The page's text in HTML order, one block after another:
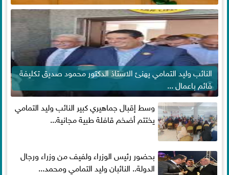
النائب وليد التمامي يهنئ الاستاذ الدكتور محمود صديق تكليفة
قائم باعمال ...
وسط إقبال جماهيري كبير النائب وليد التمامي
يختتم أضخم قافلة طبية مجانية...
بحضور رئيس الوزراء ولفيف من وزراء ورجال
الدولة.. النائبان وليد التمامي ومحمد...